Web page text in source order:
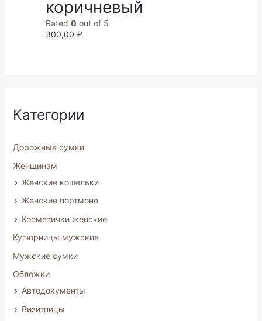
Категории
Дорожные сумки
Женщинам
Женские кошельки
Женские портмоне
Косметички женские
Купюрницы мужские
Мужские сумки
Обложки
Автодокументы
Визитницы
коричневый
Rated 0 out of 5
300,00 ₽